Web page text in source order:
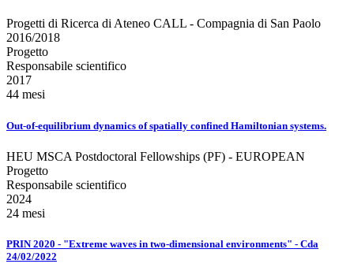
Progetti di Ricerca di Ateneo CALL - Compagnia di San Paolo
2016/2018
Progetto
Responsabile scientifico
2017
44 mesi
Out-of-equilibrium dynamics of spatially confined Hamiltonian systems.
HEU MSCA Postdoctoral Fellowships (PF) - EUROPEAN
Progetto
Responsabile scientifico
2024
24 mesi
PRIN 2020 - "Extreme waves in two-dimensional environments" - Cda
24/02/2022